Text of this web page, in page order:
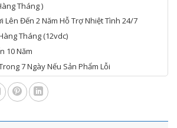
Tháng )
Lên Đến 2 Năm Hỗ Trợ Nhiệt Tình 24/7
Tháng (12vdc)
10 Năm
7 Ngày Nếu Sản Phẩm Lỗi